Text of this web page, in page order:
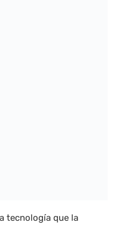
tecnología que la